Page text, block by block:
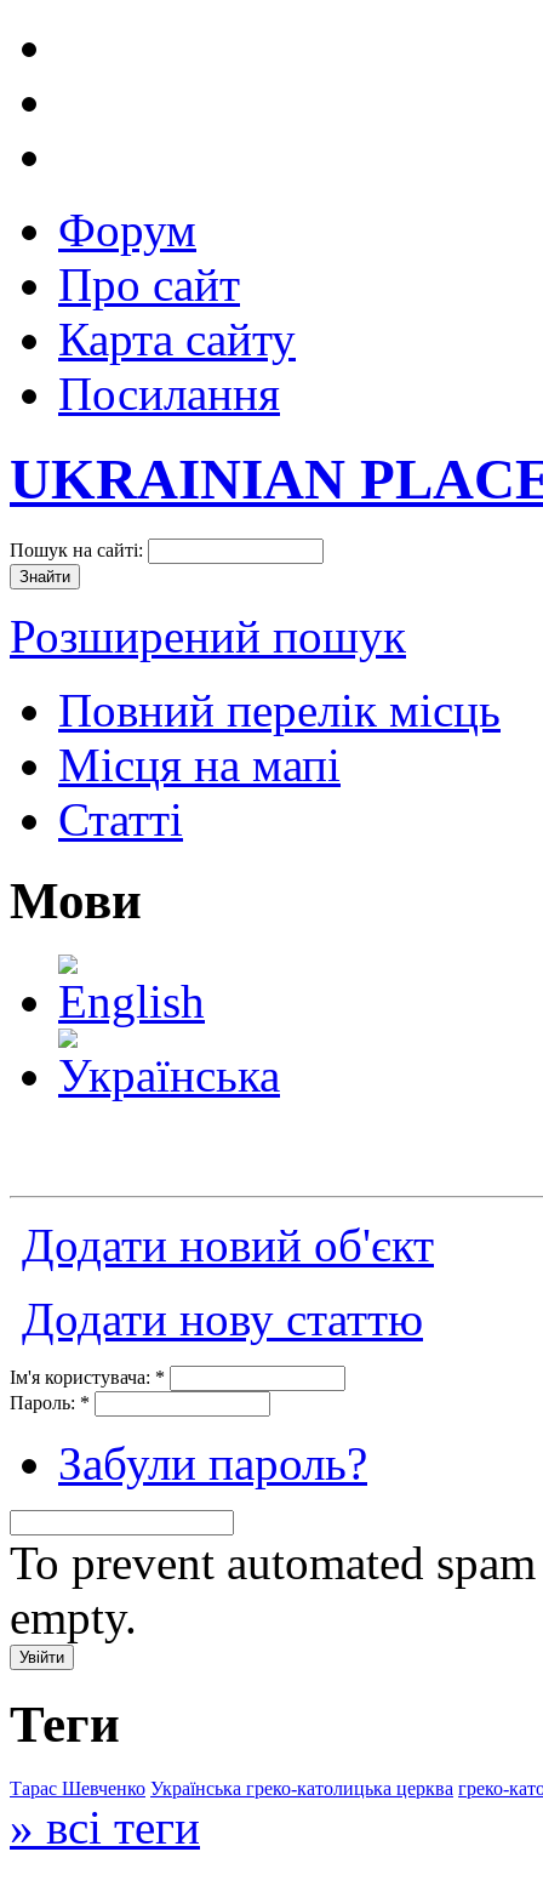
Форум
Про сайт
Карта сайту
Посилання
UKRAINIAN
Пошук на сайті:
Розширений пошук
Повний перелік місць
Місця на мапі
Статті
Мови
Додати новий об'єкт
Додати нову статтю
Ім'я користувача: *
Пароль: *
Забули пароль?
To prevent automated
empty.
Теги
Тарас Шевченко Українська греко-католицька церква греко-
» всі теги